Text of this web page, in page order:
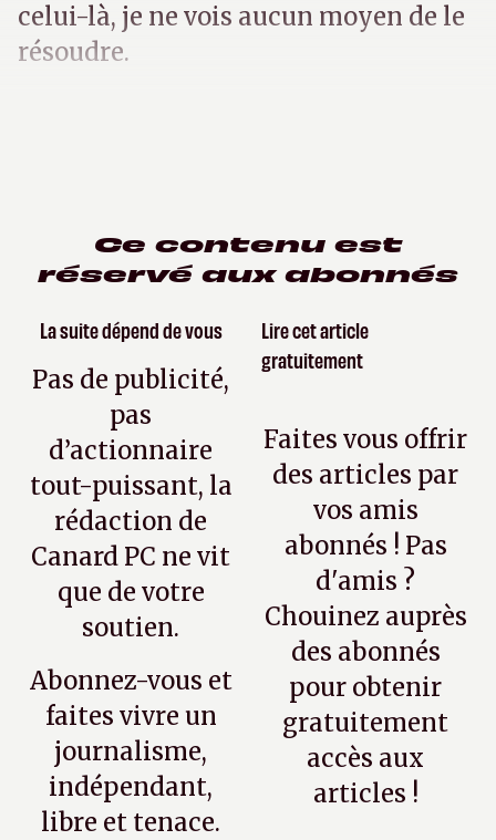
celui-là, je ne vois aucun moyen de le
résoudre.
Ce contenu est
réservé aux abonnés
La suite dépend de vous
Pas de publicité,
pas
d’actionnaire
tout-puissant, la
rédaction de
Canard PC ne vit
que de votre
soutien.
Abonnez-vous et
faites vivre un
journalisme,
indépendant,
libre et tenace.
Lire cet article
gratuitement
Faites vous offrir
des articles par
vos amis
abonnés ! Pas
d'amis ?
Chouinez auprès
des abonnés
pour obtenir
gratuitement
accès aux
articles !